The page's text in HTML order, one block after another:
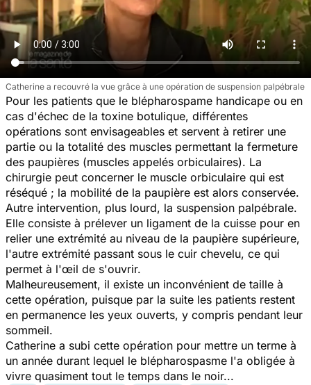
Catherine a recouvré la vue grâce à une opération de suspension palpébrale
Pour les patients que le blépharospame handicape ou en
cas d'échec de la toxine botulique, différentes
opérations sont envisageables et servent à retirer une
partie ou la totalité des muscles permettant la fermeture
des paupières (muscles appelés orbiculaires). La
chirurgie peut concerner le muscle orbiculaire qui est
réséqué ; la mobilité de la paupière est alors conservée.
Autre intervention, plus lourd, la suspension palpébrale.
Elle consiste à prélever un ligament de la cuisse pour en
relier une extrémité au niveau de la paupière supérieure,
l'autre extrémité passant sous le cuir chevelu, ce qui
permet à l'œil de s'ouvrir.
Malheureusement, il existe un inconvénient de taille à
cette opération, puisque par la suite les patients restent
en permanence les yeux ouverts, y compris pendant leur
sommeil.
Catherine a subi cette opération pour mettre un terme à
un année durant lequel le blépharospasme l'a obligée à
vivre quasiment tout le temps dans le noir...